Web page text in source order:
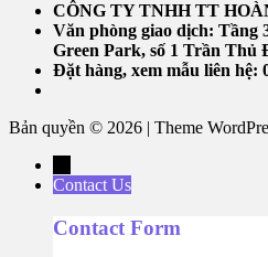
CÔNG TY TNHH TT
Văn phòng giao dịch: Tầng
Green Park, số 1 Trần Thủ
Đặt hàng, xem mẫu liên hệ:
Bản quyền © 2026 | Theme
Contact Us
Contact Form